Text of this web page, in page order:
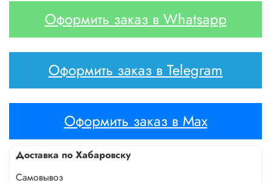
Оформить заказ в Whatsapp
Оформить заказ в Telegram
Оформить заказ в Max
Доставка по Хабаровску
Самовывоз